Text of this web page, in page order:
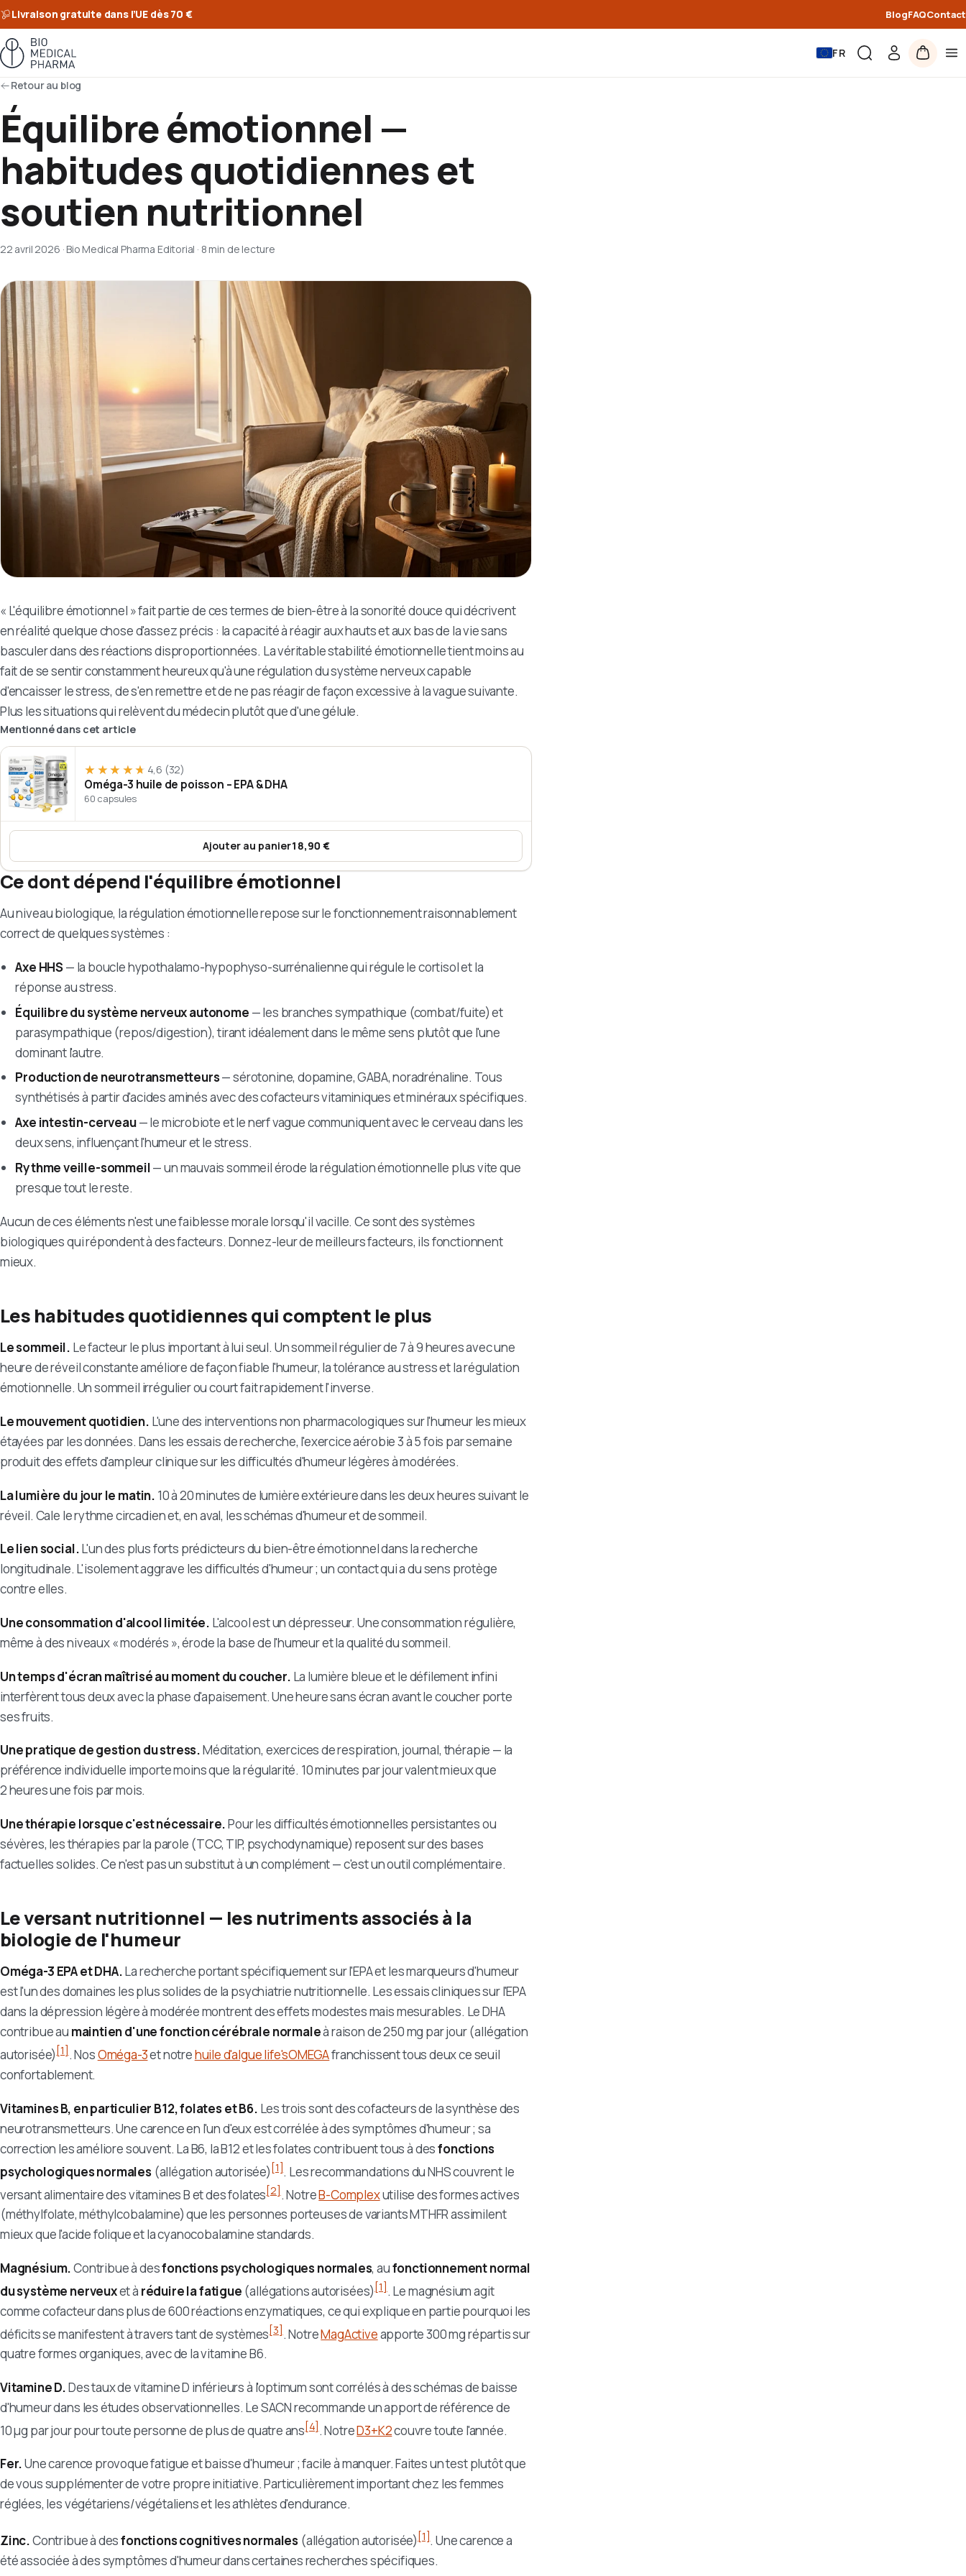
Livraison gratuite dans l’UE dès 70 € BlogFAQContact
FR
Retour au blog
Équilibre émotionnel —
habitudes quotidiennes et
soutien nutritionnel
22 avril 2026 · Bio Medical Pharma Editorial · 8 min de lecture
« L'équilibre émotionnel » fait partie de ces termes de bien-être à la sonorité douce qui décrivent
en réalité quelque chose d'assez précis : la capacité à réagir aux hauts et aux bas de la vie sans
basculer dans des réactions disproportionnées. La véritable stabilité émotionnelle tient moins au
fait de se sentir constamment heureux qu'à une régulation du système nerveux capable
d'encaisser le stress, de s'en remettre et de ne pas réagir de façon excessive à la vague suivante.
Plus les situations qui relèvent du médecin plutôt que d'une gélule.
Mentionné dans cet article
★★★★★
★★★★★ 4,6 (32)
Oméga-3 huile de poisson – EPA & DHA
60 capsules
Ajouter au panier18,90 €
:Oméga-3 huile de poisson – EPA & DHA
Ce dont dépend l'équilibre émotionnel
Au niveau biologique, la régulation émotionnelle repose sur le fonctionnement raisonnablement
correct de quelques systèmes :
Axe HHS— la boucle hypothalamo-hypophyso-surrénalienne qui régule le cortisol et la
réponse au stress.
Équilibre du système nerveux autonome — les branches sympathique (combat/fuite) et
parasympathique (repos/digestion), tirant idéalement dans le même sens plutôt que l'une
dominant l'autre.
Production de neurotransmetteurs— sérotonine, dopamine, GABA, noradrénaline. Tous
synthétisés à partir d'acides aminés avec des cofacteurs vitaminiques et minéraux spécifiques.
Axe intestin-cerveau— le microbiote et le nerf vague communiquent avec le cerveau dans les
deux sens, influençant l'humeur et le stress.
Rythme veille-sommeil— un mauvais sommeil érode la régulation émotionnelle plus vite que
presque tout le reste.
Aucun de ces éléments n'est une faiblesse morale lorsqu'il vacille. Ce sont des systèmes
biologiques qui répondent à des facteurs. Donnez-leur de meilleurs facteurs, ils fonctionnent
mieux.
Les habitudes quotidiennes qui comptent le plus
Le sommeil. Le facteur le plus important à lui seul. Un sommeil régulier de 7 à 9 heures avec une
heure de réveil constante améliore de façon fiable l'humeur, la tolérance au stress et la régulation
émotionnelle. Un sommeil irrégulier ou court fait rapidement l'inverse.
Le mouvement quotidien. L'une des interventions non pharmacologiques sur l'humeur les mieux
étayées par les données. Dans les essais de recherche, l'exercice aérobie 3 à 5 fois par semaine
produit des effets d'ampleur clinique sur les difficultés d'humeur légères à modérées.
La lumière du jour le matin. 10 à 20 minutes de lumière extérieure dans les deux heures suivant le
réveil. Cale le rythme circadien et, en aval, les schémas d'humeur et de sommeil.
Le lien social.L'un des plus forts prédicteurs du bien-être émotionnel dans la recherche
longitudinale. L'isolement aggrave les difficultés d'humeur ; un contact qui a du sens protège
contre elles.
Une consommation d'alcool limitée. L'alcool est un dépresseur. Une consommation régulière,
même à des niveaux « modérés », érode la base de l'humeur et la qualité du sommeil.
Un temps d'écran maîtrisé au moment du coucher. La lumière bleue et le défilement infini
interfèrent tous deux avec la phase d'apaisement. Une heure sans écran avant le coucher porte
ses fruits.
Une pratique de gestion du stress.Méditation, exercices de respiration, journal, thérapie — la
préférence individuelle importe moins que la régularité. 10 minutes par jour valent mieux que
2 heures une fois par mois.
Une thérapie lorsque c'est nécessaire.Pour les difficultés émotionnelles persistantes ou
sévères, les thérapies par la parole (TCC, TIP, psychodynamique) reposent sur des bases
factuelles solides. Ce n'est pas un substitut à un complément — c'est un outil complémentaire.
Le versant nutritionnel — les nutriments associés à la
biologie de l'humeur
Oméga-3 EPA et DHA.La recherche portant spécifiquement sur l'EPA et les marqueurs d'humeur
est l'un des domaines les plus solides de la psychiatrie nutritionnelle. Les essais cliniques sur l'EPA
dans la dépression légère à modérée montrent des effets modestes mais mesurables. Le DHA
contribue au maintien d'une fonction cérébrale normaleà raison de 250 mg par jour (allégation
autorisée) [1] . NosOméga-3et notrehuile d'algue life'sOMEGAfranchissent tous deux ce seuil
confortablement.
Vitamines B, en particulier B12, folates et B6. Les trois sont des cofacteurs de la synthèse des
neurotransmetteurs. Une carence en l'un d'eux est corrélée à des symptômes d'humeur ; sa
correction les améliore souvent. La B6, la B12 et les folates contribuent tous à desfonctions
psychologiques normales(allégation autorisée) [1]. Les recommandations du NHS couvrent le
versant alimentaire des vitamines B et des folates[2]. NotreB-Complexutilise des formes actives
(méthylfolate, méthylcobalamine) que les personnes porteuses de variants MTHFR assimilent
mieux que l'acide folique et la cyanocobalamine standards.
Magnésium.Contribue à desfonctions psychologiques normales, aufonctionnement normal
du système nerveuxet à réduire la fatigue (allégations autorisées)[1]. Le magnésium agit
comme cofacteur dans plus de 600 réactions enzymatiques, ce qui explique en partie pourquoi les
déficits se manifestent à travers tant de systèmes[3]. NotreMagActiveapporte 300 mg répartis sur
quatre formes organiques, avec de la vitamine B6.
Vitamine D.Des taux de vitamine D inférieurs à l'optimum sont corrélés à des schémas de baisse
d'humeur dans les études observationnelles. Le SACN recommande un apport de référence de
10 µg par jour pour toute personne de plus de quatre ans[4]. NotreD3+K2couvre toute l'année.
Fer.Une carence provoque fatigue et baisse d'humeur ; facile à manquer. Faites un test plutôt que
de vous supplémenter de votre propre initiative. Particulièrement important chez les femmes
réglées, les végétariens/végétaliens et les athlètes d'endurance.
Zinc.Contribue à desfonctions cognitives normales (allégation autorisée) [1]. Une carence a
été associée à des symptômes d'humeur dans certaines recherches spécifiques.